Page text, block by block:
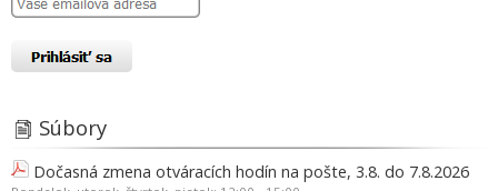
Súbory
Dočasná zmena otváracích hodín na pošte, 3.8. do 7.8.2026